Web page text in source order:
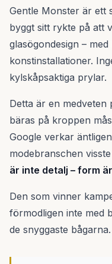
Gentle Monster är ett
byggt sitt rykte på att
glasögondesign –
konstinstallationer.
kylskåpsaktiga prylar.
Detta är en medveten
bäras på kroppen
Google verkar
modebranschen
är inte detalj – form
Den som vinner
förmodligen inte med
de snyggaste bågarna.